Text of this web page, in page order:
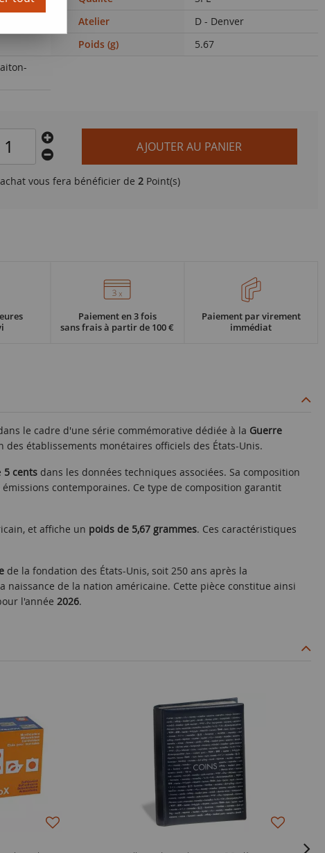
Atelier
D - Denver
Poids (g)
5.67
AJOUTER AU PANIER
vous fera bénéficier de2 Point(s)
Paiement en 3 fois
sans frais à partir de 100 €
Paiement par virement
immédiat
le cadre d'une série commémorative dédiée à la Guerre
des établissements monétaires officiels des États-Unis.
5 cents dans les données techniques associées. Sa composition
contemporaines. Ce type de composition garantit
et affiche un poids de 5,67 grammes. Ces caractéristiques
de la fondation des États-Unis, soit 250 ans après la
de la nation américaine. Cette pièce constitue ainsi
l'année 2026.